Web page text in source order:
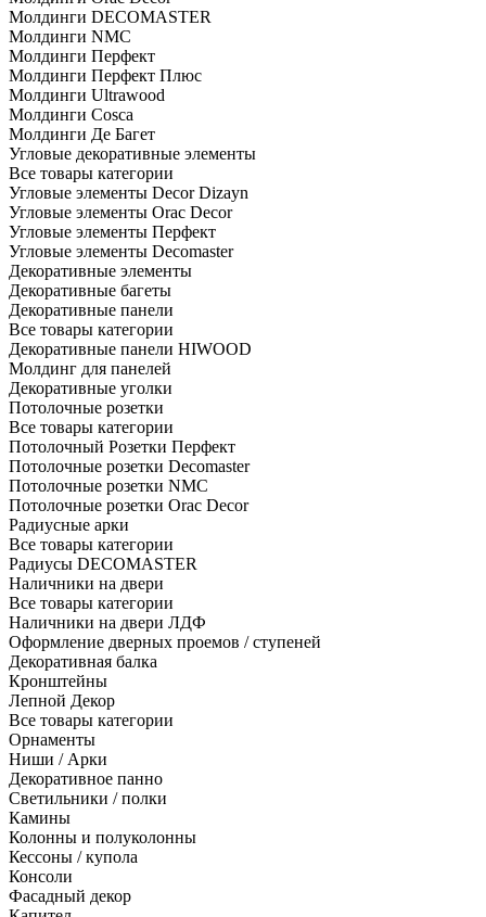
Молдинги DECOMASTER
Молдинги NMC
Молдинги Перфект
Молдинги Перфект Плюс
Молдинги Ultrawood
Молдинги Cosca
Молдинги Де Багет
Угловые декоративные элементы
Все товары категории
Угловые элементы Decor Dizayn
Угловые элементы Orac Decor
Угловые элементы Перфект
Угловые элементы Decomaster
Декоративные элементы
Декоративные багеты
Декоративные панели
Все товары категории
Декоративные панели HIWOOD
Молдинг для панелей
Декоративные уголки
Потолочные розетки
Все товары категории
Потолочный Розетки Перфект
Потолочные розетки Decomaster
Потолочные розетки NMC
Потолочные розетки Orac Decor
Радиусные арки
Все товары категории
Радиусы DECOMASTER
Наличники на двери
Все товары категории
Наличники на двери ЛДФ
Оформление дверных проемов / ступеней
Декоративная балка
Кронштейны
Лепной Декор
Все товары категории
Орнаменты
Ниши / Арки
Декоративное панно
Светильники / полки
Камины
Колонны и полуколонны
Кессоны / купола
Консоли
Фасадный декор